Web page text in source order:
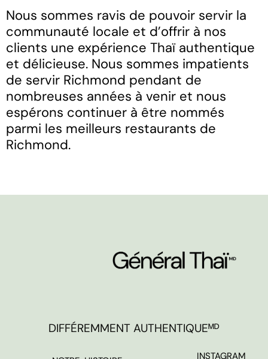
Nous sommes ravis de pouvoir servir la
communauté locale et d’offrir à nos
clients une expérience Thaï authentique
et délicieuse. Nous sommes impatients
de servir Richmond pendant de
nombreuses années à venir et nous
espérons continuer à être nommés
parmi les meilleurs restaurants de
Richmond.
DIFFÉREMMENT AUTHENTIQUEᴹᴰ
INSTAGRAM